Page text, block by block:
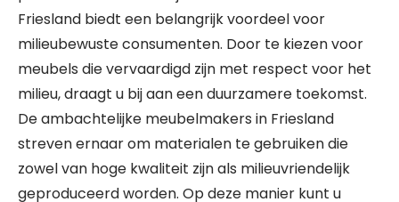
Friesland biedt een belangrijk voordeel voor
milieubewuste consumenten. Door te kiezen voor
meubels die vervaardigd zijn met respect voor het
milieu, draagt u bij aan een duurzamere toekomst.
De ambachtelijke meubelmakers in Friesland
streven ernaar om materialen te gebruiken die
zowel van hoge kwaliteit zijn als milieuvriendelijk
geproduceerd worden. Op deze manier kunt u